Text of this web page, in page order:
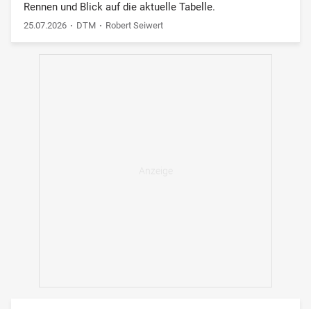
Rennen und Blick auf die aktuelle Tabelle.
25.07.2026 DTM Robert Seiwert